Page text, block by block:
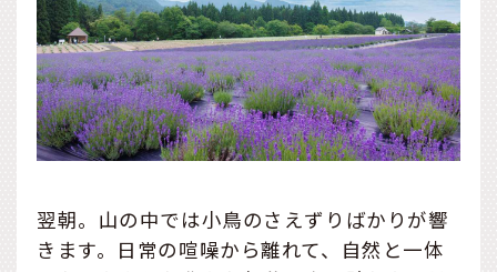
翌朝。山の中では小鳥のさえずりばかりが響
きます。日常の喧噪から離れて、自然と一体